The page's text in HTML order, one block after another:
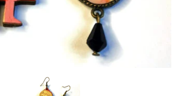
Noël et family day
commerciales